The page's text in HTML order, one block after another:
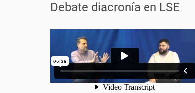
Debate diacronía en LSE